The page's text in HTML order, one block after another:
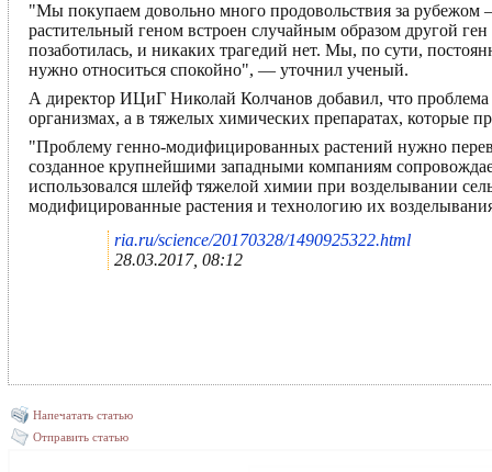
"Мы покупаем довольно много продовольствия за
растительный геном встроен случайным образом другой
позаботилась, и никаких трагедий нет. Мы, по сути,
нужно относиться спокойно", — уточнил ученый.
А директор ИЦиГ Николай Колчанов добавил, что
организмах, а в тяжелых химических препаратах, которые
"Проблему генно-модифицированных растений нужно
созданное крупнейшими западными компаниям
использовался шлейф тяжелой химии при возделывании
модифицированные растения и технологию их
ria.ru/science/20170328/1490925322.html
28.03.2017, 08:12
Напечатать статью
Отправить статью